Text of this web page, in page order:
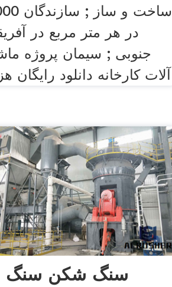
ساخت و ساز
در هر متر مربع در
جنوبی ; سیمان پروژه
آلات کارخانه دانلود رایگان
سنگ شکن سنگ